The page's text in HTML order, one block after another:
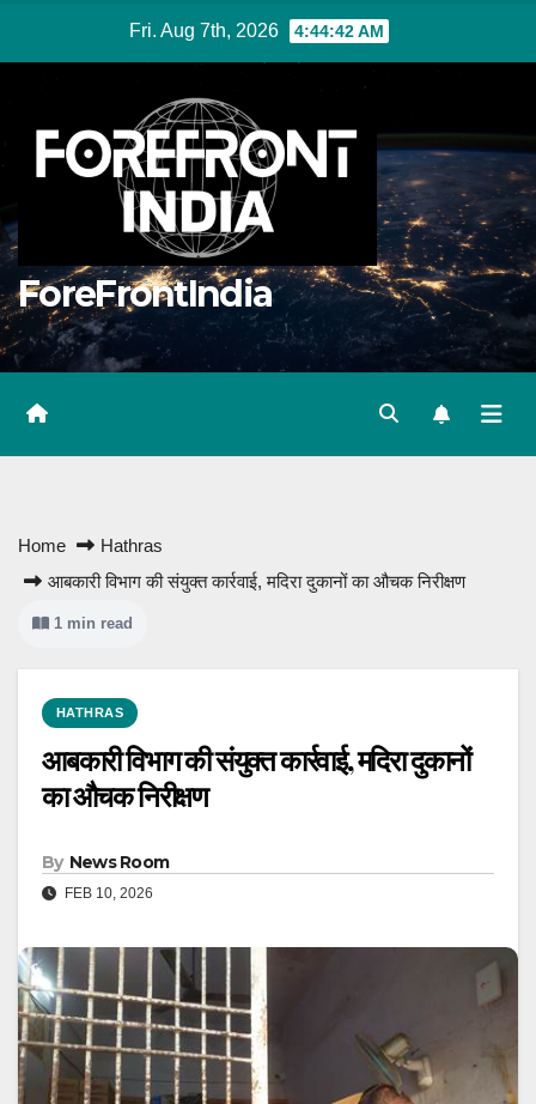
Fri. Aug 7th, 2026 4:44:42 AM
ForeFrontIndia
Home
Hathras
आबकारी विभाग की संयुक्त कार्रवाई, मदिरा दुकानों का औचक निरीक्षण
1 min read
HATHRAS
आबकारी विभाग की संयुक्त कार्रवाई, मदिरा दुकानों
का औचक निरीक्षण
By News Room
FEB 10, 2026